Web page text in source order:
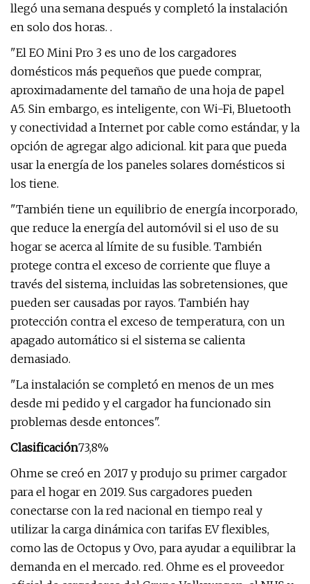
llegó una semana después y completó la instalación
en solo dos horas. .
"El EO Mini Pro 3 es uno de los cargadores
domésticos más pequeños que puede comprar,
aproximadamente del tamaño de una hoja de papel
A5. Sin embargo, es inteligente, con Wi-Fi, Bluetooth
y conectividad a Internet por cable como estándar, y la
opción de agregar algo adicional. kit para que pueda
usar la energía de los paneles solares domésticos si
los tiene.
"También tiene un equilibrio de energía incorporado,
que reduce la energía del automóvil si el uso de su
hogar se acerca al límite de su fusible. También
protege contra el exceso de corriente que fluye a
través del sistema, incluidas las sobretensiones, que
pueden ser causadas por rayos. También hay
protección contra el exceso de temperatura, con un
apagado automático si el sistema se calienta
demasiado.
"La instalación se completó en menos de un mes
desde mi pedido y el cargador ha funcionado sin
problemas desde entonces".
Clasificación73,8%
Ohme se creó en 2017 y produjo su primer cargador
para el hogar en 2019. Sus cargadores pueden
conectarse con la red nacional en tiempo real y
utilizar la carga dinámica con tarifas EV flexibles,
como las de Octopus y Ovo, para ayudar a equilibrar la
demanda en el mercado. red. Ohme es el proveedor